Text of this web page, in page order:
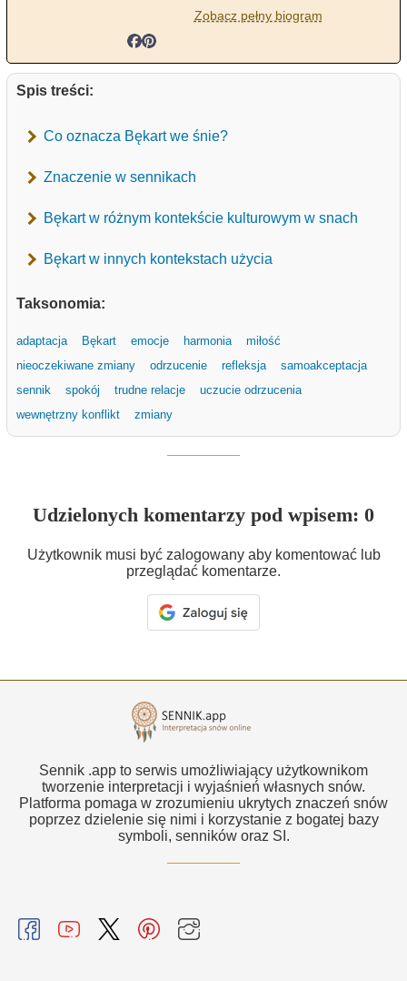
Zobacz pełny biogram
Spis treści:
Co oznacza Bękart we śnie?
Znaczenie w sennikach
Bękart w różnym kontekście kulturowym w snach
Bękart w innych kontekstach użycia
Taksonomia:
adaptacja Bękart emocje harmonia
miłość
nieoczekiwane zmiany
odrzucenie refleksja
samoakceptacja
sennik
spokój trudne relacje
uczucie odrzucenia
wewnętrzny konflikt
zmiany
Udzielonych komentarzy pod wpisem: 0
Użytkownik musi być zalogowany aby komentować lub
przeglądać komentarze.
Sennik .app to serwis umożliwiający użytkownikom
tworzenie interpretacji i wyjaśnień własnych snów.
Platforma pomaga w zrozumieniu ukrytych znaczeń snów
poprzez dzielenie się nimi i korzystanie z bogatej bazy
symboli, senników oraz SI.